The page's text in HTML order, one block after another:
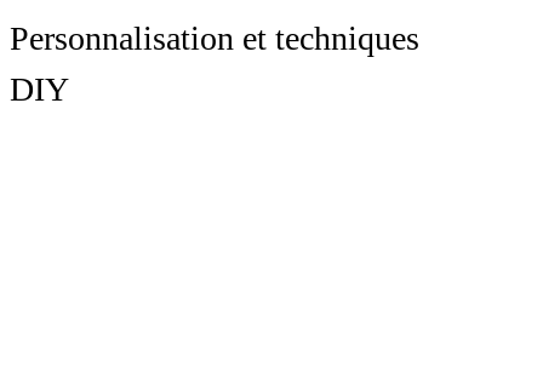
Personnalisation et techniques
DIY